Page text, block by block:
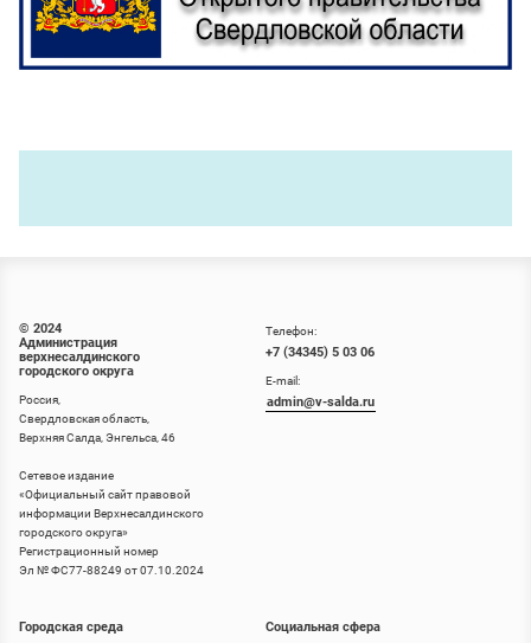
© 2024
Администрация
верхнесалдинского
городского округа
Россия,
Свердловская область,
Верхняя Салда, Энгельса, 46
Сетевое издание
«Официальный сайт правовой
информации Верхнесалдинского
городского округа»
Регистрационный номер
Эл № ФС77-88249 от 07.10.2024
Городская среда Социальная сфера
Телефон:
+7 (34345) 5 03 06
E-mail:
admin@v-salda.ru